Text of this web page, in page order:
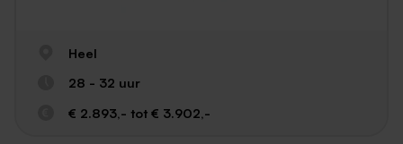
Heel
28 - 32 uur
€ 2.893,- tot € 3.902,-